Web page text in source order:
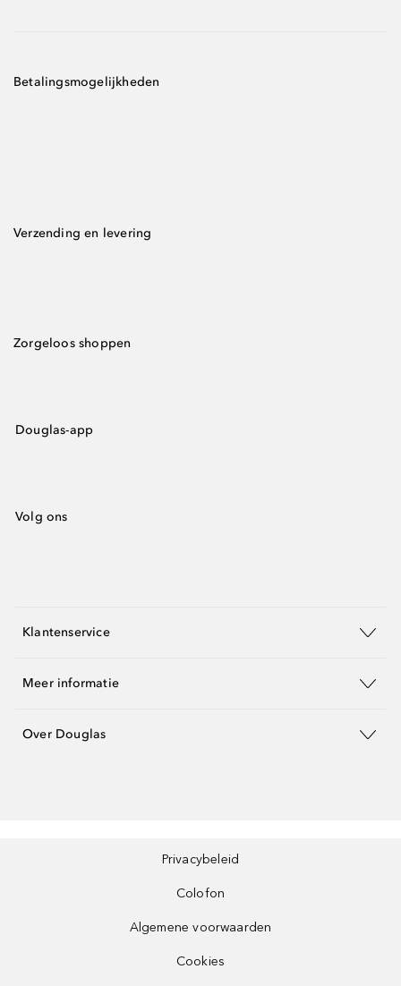
Betalingsmogelijkheden
Verzending en levering
Zorgeloos shoppen
Douglas-app
Volg ons
Klantenservice
Meer informatie
Over Douglas
Privacybeleid
Colofon
Algemene voorwaarden
Cookies